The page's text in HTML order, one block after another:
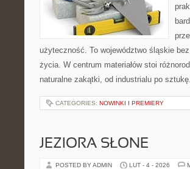
użyteczność. To województwo śląskie
życia. W centrum materiałów stoi
naturalne zakątki, od industrialu po
CATEGORIES: NOWINKI I PREMIERY
JEZIORA SŁONE
POSTED BY ADMIN LUT - 4 - 2026